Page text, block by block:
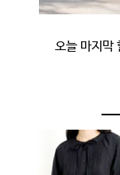
오늘 마지막